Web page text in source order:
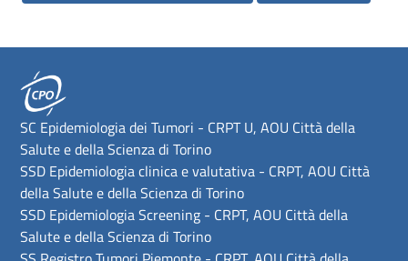
SC Epidemiologia dei Tumori - CRPT U, AOU Città della
Salute e della Scienza di Torino
SSD Epidemiologia clinica e valutativa - CRPT, AOU Città
della Salute e della Scienza di Torino
SSD Epidemiologia Screening - CRPT, AOU Città della
Salute e della Scienza di Torino